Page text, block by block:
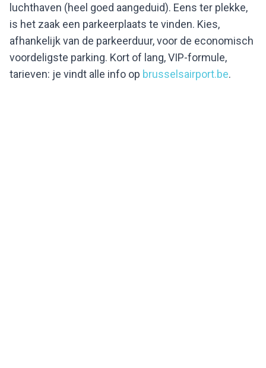
luchthaven (heel goed aangeduid). Eens ter plekke,
is het zaak een parkeerplaats te vinden. Kies,
afhankelijk van de parkeerduur, voor de economisch
voordeligste parking. Kort of lang, VIP-formule,
tarieven: je vindt alle info op brusselsairport.be.